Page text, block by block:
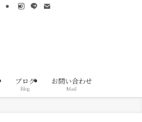
ブログ
Blog
お問い合わせ
Mail